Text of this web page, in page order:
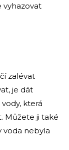
vyhazovat
zalévat
je dát
která
Můžete ji také
voda nebyla